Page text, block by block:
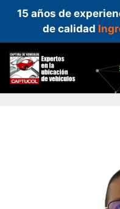
15 años de
de calidad